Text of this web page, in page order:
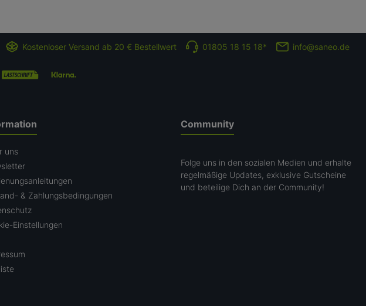
Kostenloser Versand ab 20 € Bestellwert 01805 18 15 18* info@saneo.de
uns
& Zahlungsbedingungen
Einstellungen
Community
Folge uns in den sozialen Medien und erhalte
regelmäßige Updates, exklusive Gutscheine
und beteilige Dich an der Community!